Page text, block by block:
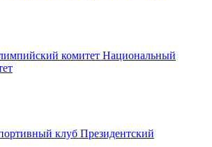
Национальный
Президентский